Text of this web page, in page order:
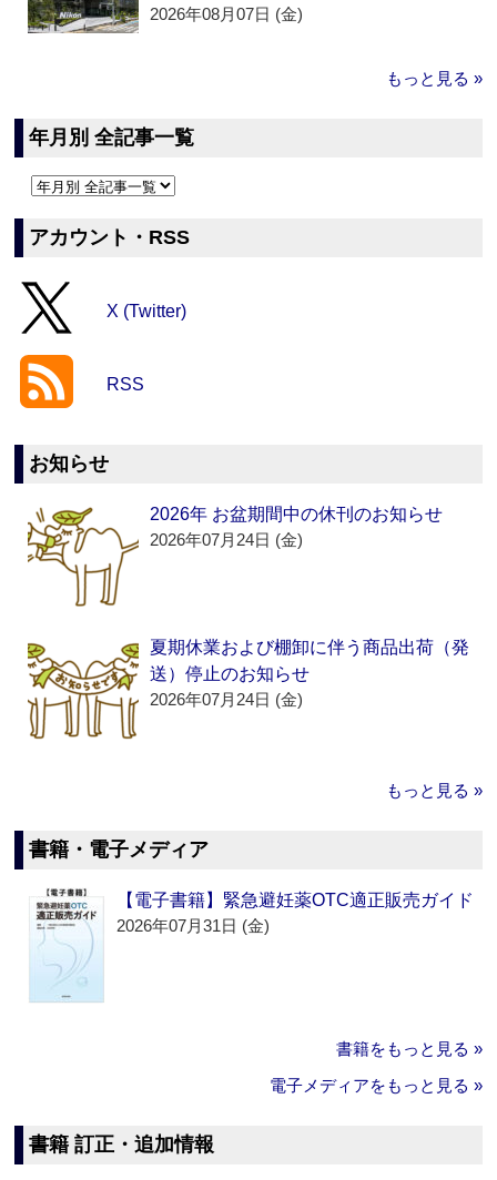
2026年08月07日 (金)
もっと見る »
年月別 全記事一覧
アカウント・RSS
X (Twitter)
RSS
お知らせ
2026年 お盆期間中の休刊のお知らせ
2026年07月24日 (金)
夏期休業および棚卸に伴う商品出荷（発
送）停止のお知らせ
2026年07月24日 (金)
もっと見る »
書籍・電子メディア
【電子書籍】緊急避妊薬OTC適正販売ガイド
2026年07月31日 (金)
書籍をもっと見る »
電子メディアをもっと見る »
書籍 訂正・追加情報